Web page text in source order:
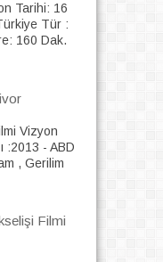
Tarihi: 16
Tür :
160 Dak.
Vizyon
:2013 - ABD
, Gerilim
Filmi